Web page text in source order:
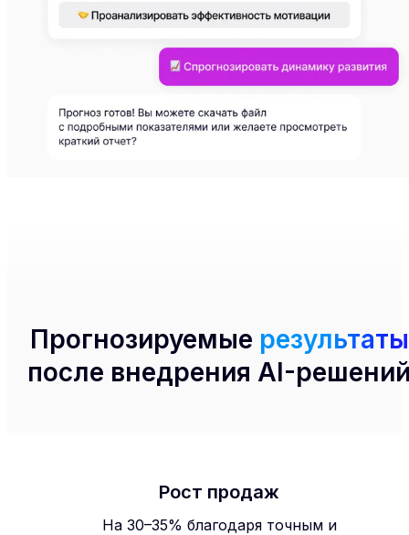
Прогнозируемые результаты
после внедрения AI-
Рост продаж
На 30–35% благодаря точным и